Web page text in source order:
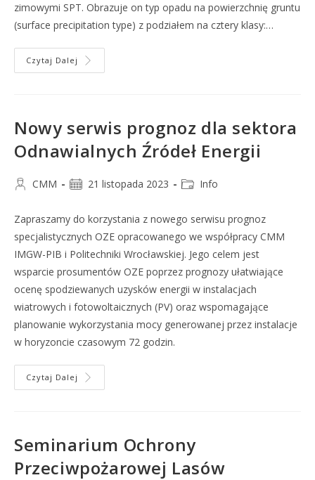
zimowymi SPT. Obrazuje on typ opadu na powierzchnię gruntu
(surface precipitation type) z podziałem na cztery klasy:…
Czytaj Dalej
Nowy serwis prognoz dla sektora
Odnawialnych Źródeł Energii
CMM 21 listopada 2023 Info
Zapraszamy do korzystania z nowego serwisu prognoz
specjalistycznych OZE opracowanego we współpracy CMM
IMGW-PIB i Politechniki Wrocławskiej. Jego celem jest
wsparcie prosumentów OZE poprzez prognozy ułatwiające
ocenę spodziewanych uzysków energii w instalacjach
wiatrowych i fotowoltaicznych (PV) oraz wspomagające
planowanie wykorzystania mocy generowanej przez instalacje
w horyzoncie czasowym 72 godzin.
Czytaj Dalej
Seminarium Ochrony
Przeciwpożarowej Lasów